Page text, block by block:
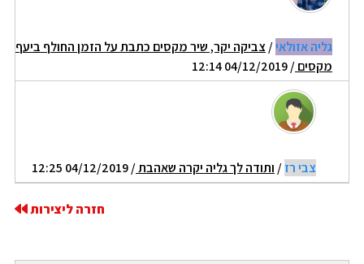
גליה אזולאי/ צביקה יקר, שיר מקסים כתבת על הזמן החולף ביעף
מקסים/ 04/12/2019 12:14
צבי רז/ ותודה לך גליה יקרה שאהבת/ 04/12/2019 12:25
חזרה ליצירות